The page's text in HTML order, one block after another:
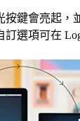
按鍵會亮起，
選項可在